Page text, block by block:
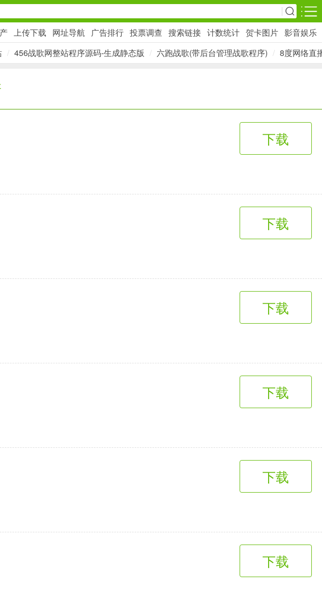
安卓游戏
影音播放
6千+款应用
生活服务
3千+款应用
上传下载 网址导航 广告排行 投票调查 搜索链接 计数统计 贺卡图片 影音娱乐
/ 456战歌网整站程序源码-生成静态版 / 六跑战歌(带后台管理战歌程序) / 8度网络直
下载
下载
下载
下载
下载
下载